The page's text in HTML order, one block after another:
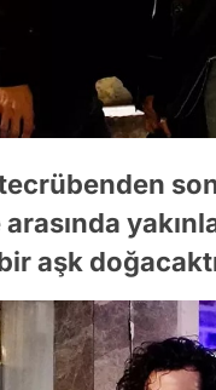
tecrübenden
aşk